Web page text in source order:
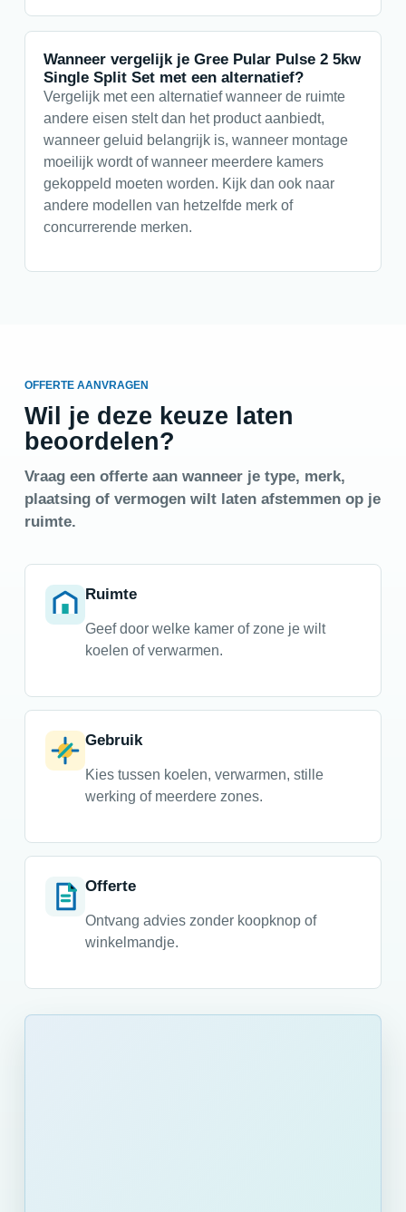
Wanneer vergelijk je Gree Pular Pulse 2 5kw
Single Split Set met een alternatief?
Vergelijk met een alternatief wanneer de ruimte
andere eisen stelt dan het product aanbiedt,
wanneer geluid belangrijk is, wanneer montage
moeilijk wordt of wanneer meerdere kamers
gekoppeld moeten worden. Kijk dan ook naar
andere modellen van hetzelfde merk of
concurrerende merken.
OFFERTE AANVRAGEN
Wil je deze keuze laten
beoordelen?
Vraag een offerte aan wanneer je type, merk,
plaatsing of vermogen wilt laten afstemmen op je
ruimte.
Ruimte
Geef door welke kamer of zone je wilt
koelen of verwarmen.
Gebruik
Kies tussen koelen, verwarmen, stille
werking of meerdere zones.
Offerte
Ontvang advies zonder koopknop of
winkelmandje.